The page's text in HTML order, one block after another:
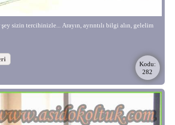
sizin tercihinizle... Arayın, ayrıntılı bilgi alın, gelelim
Kodu:
282